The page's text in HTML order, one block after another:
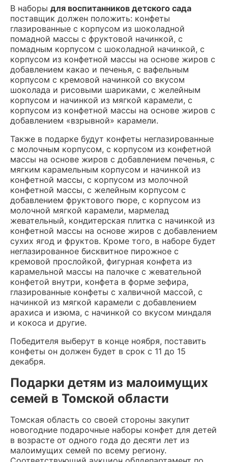
В наборы для воспитанников детского сада
поставщик должен положить: конфеты
глазированные с корпусом из шоколадной
помадной массы с фруктовой начинкой, с
помадным корпусом с шоколадной начинкой, с
корпусом из конфетной массы на основе жиров с
добавлением какао и печенья, с вафельным
корпусом с кремовой начинкой со вкусом
шоколада и рисовыми шариками, с желейным
корпусом и начинкой из мягкой карамели, с
корпусом из конфетной массы на основе жиров с
добавлением «взрывной» карамели.
Также в подарке будут конфеты неглазированные
с молочным корпусом, с корпусом из конфетной
массы на основе жиров с добавлением печенья, с
мягким карамельным корпусом и начинкой из
конфетной массы, с корпусом из молочной
конфетной массы, с желейным корпусом с
добавлением фруктового пюре, с корпусом из
молочной мягкой карамели, мармелад
жевательный, кондитерская плитка с начинкой из
конфетной массы на основе жиров с добавлением
сухих ягод и фруктов. Кроме того, в наборе будет
неглазированное бисквитное пирожное с
кремовой прослойкой, фигурная конфета из
карамельной массы на палочке с жевательной
конфетой внутри, конфета в форме зефира,
глазированные конфеты с халвичной массой, с
начинкой из мягкой карамели с добавлением
арахиса и изюма, с начинкой со вкусом миндаля
и кокоса и другие.
Победителя выберут в конце ноября, поставить
конфеты он должен будет в срок с 11 до 15
декабря.
Подарки детям из малоимущих
семей в Томской области
Томская область со своей стороны закупит
новогодние подарочные наборы конфет для детей
в возрасте от одного года до десяти лет из
малоимущих семей по всему региону.